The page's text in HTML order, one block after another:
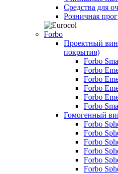
Средства для
Розничная
Forbo
Проектный
покрытия)
Forbo
Forbo
Forbo
Forbo
Forbo
Forbo
Гомогенный
Forbo
Forbo
Forbo
Forbo
Forbo
Forbo